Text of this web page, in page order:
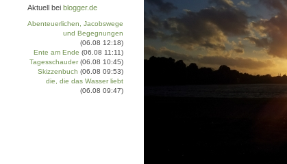
Aktuell bei blogger.de
Abenteuerlichen, Jacobswege
und Begegnungen
(06.08 12:18)
Ente am Ende (06.08 11:11)
Tagesschauder (06.08 10:45)
Skizzenbuch (06.08 09:53)
die, die das Wasser liebt
(06.08 09:47)